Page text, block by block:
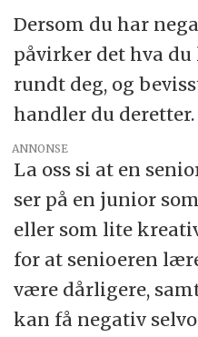
Dersom du har
påvirker det hva
rundt deg, og
handler du deretter.
ANNONSE
La oss si at en
ser på en junior
eller som lite
for at senioeren
være dårligere,
kan få negativ